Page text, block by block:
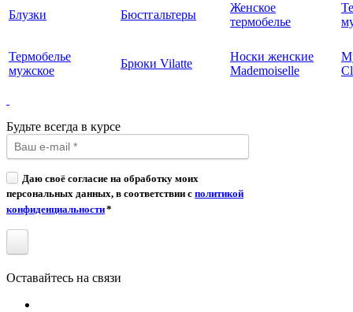
Блузки Бюстгальтеры
Женское
термобелье
Термобелье
мужское
Брюки Vilatte
Носки женские
Mademoiselle
Будьте всегда в курсе
Даю своё согласие на обработку моих
персональных данных, в соответствии с политикой
конфиденциальности*
Оставайтесь на связи